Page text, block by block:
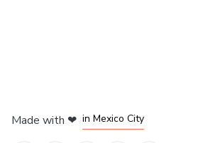
Made with ❤ in Mexico City